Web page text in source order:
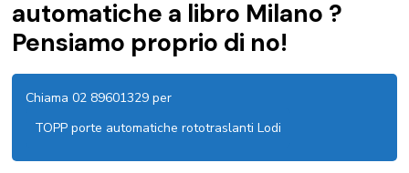
automatiche a libro Milano ?
Pensiamo proprio di no!
Chiama 02 89601329 per
TOPP porte automatiche rototraslanti Lodi